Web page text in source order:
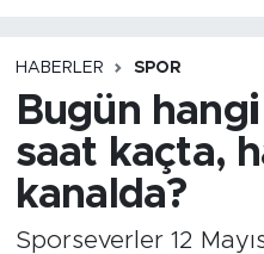
HABERLER SPOR
Bugün
saat kaçta,
kanalda?
Sporseverler 12
Son Dakika Haberleri
Haber Arşivi